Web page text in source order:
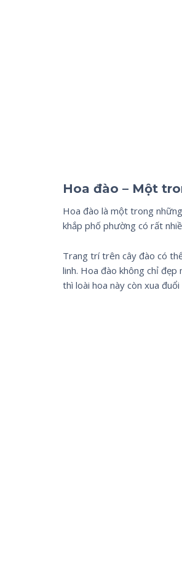
Hoa đào – Một
Hoa đào là một trong
khắp phố phường có rất
Trang trí trên cây đào có
linh. Hoa đào không chỉ
thì loài hoa này còn xua